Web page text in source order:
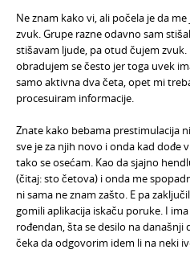
Ne znam kako vi, ali počela je da
zvuk. Grupe razne odavno sam
stišavam ljude, pa otud čujem zvuk.
obradujem se često jer toga uvek
samo aktivna dva četa, opet mi
procesuiram informacije.
Znate kako bebama prestimulacija
sve je za njih novo i onda kad dođe
tako se osećam. Kao da sjajno
(čitaj: sto četova) i onda me
ni sama ne znam zašto. E pa
gomili aplikacija iskaču poruke. I
rođendan, šta se desilo na današnji
čeka da odgovorim idem li na neki